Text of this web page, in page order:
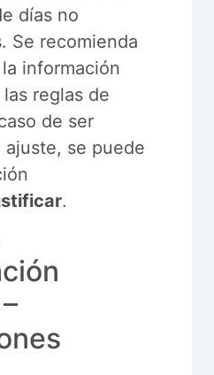
días no
Se recomienda
información
reglas de
de ser
ajuste, se puede
.